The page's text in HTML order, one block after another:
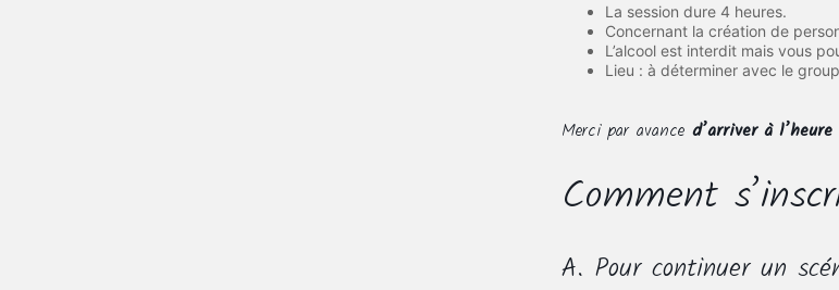
La session dure 4 heures.
Concernant la création de
L’alcool est interdit mais vous
Lieu : à déterminer avec le
Merci par avance d’arriver à l’heure
Comment
A. Pour continuer un